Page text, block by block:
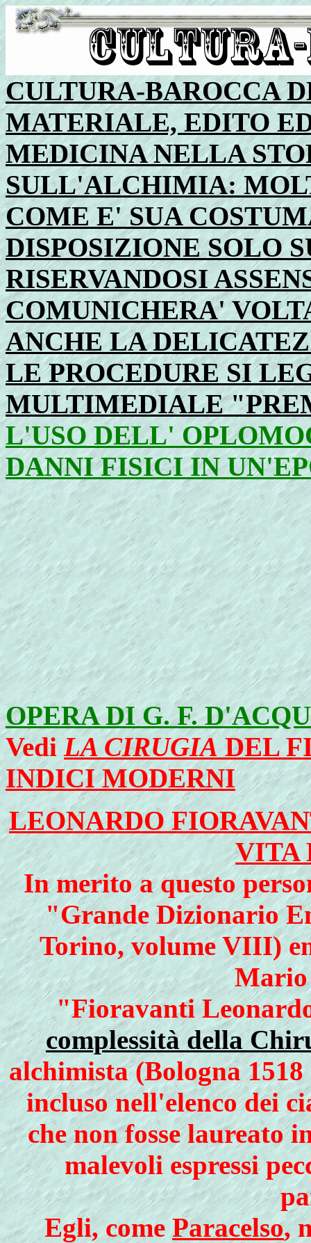
CULTURA-BAROCCA
MATERIALE, EDITO
MEDICINA NELLA
SULL'ALCHIMIA:
COME E' SUA
DISPOSIZIONE SOLO
RISERVANDOSI
COMUNICHERA'
ANCHE LA
LE PROCEDURE SI
MULTIMEDIALE
L'USO DELL'
DANNI FISICI IN
OPERA DI G. F.
VediLA CIRUGIADEL
INDICI MODERNI
LEONARDO
VITA
In merito a questo
"Grande Dizionario
Torino, volume VIII)
"Fioravanti
complessità della
alchimista (Bologna
incluso nell'elenco dei
che non fosse laureato
malevoli espressi
Egli, comeParacelso,